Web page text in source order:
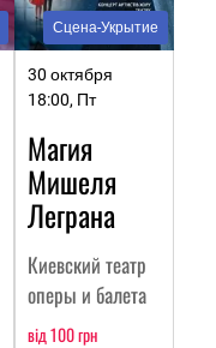
Сцена-Укрытие
30 октября
18:00, Пт
Магия
Мишеля
Леграна
Киевский театр
оперы и балета
від 100 грн